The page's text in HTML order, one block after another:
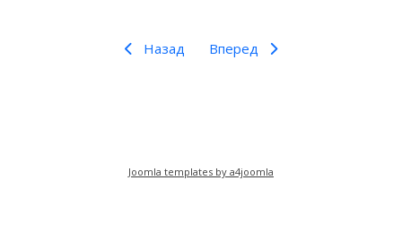
Назад Вперед
Joomla templates by a4joomla